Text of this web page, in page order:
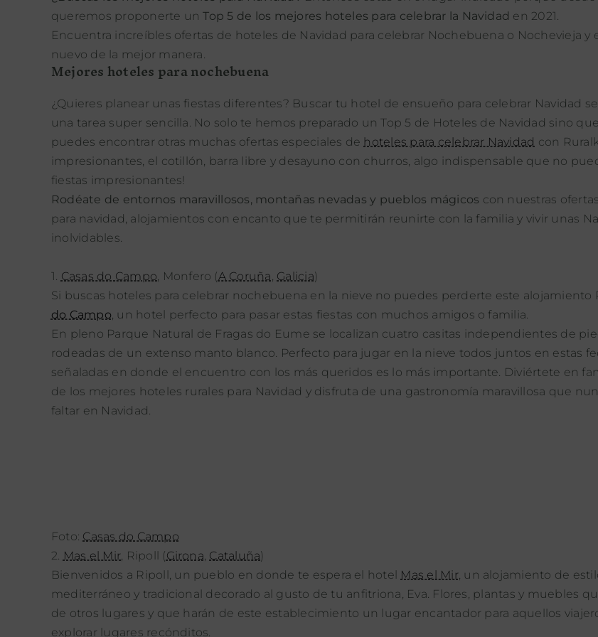
queremos proponerte unTop 5 de los mejores hoteles para celebrar la Navidad en 2021.
Encuentra increíbles ofertas de hoteles de Navidad para celebrar Nochebuena o Nochevieja y
nuevo de la mejor manera.
Mejores hoteles para nochebuena
¿Quieres planear unas fiestas diferentes? Buscar tu hotel de ensueño para celebrar Navidad
una tarea super sencilla. No solo te hemos preparado un Top 5 de Hoteles de Navidad sino
puedes encontrar otras muchas ofertas especiales de hoteles para celebrar Navidad con
impresionantes, el cotillón, barra libre y desayuno con churros, algo indispensable que no
fiestas impresionantes!
Rodéate de entornos maravillosos, montañas nevadas y pueblos mágicos con nuestras
para navidad, alojamientos con encanto que te permitirán reunirte con la familia y vivir unas
inolvidables.
1. Casas do Campo Monfero (A Coruña Galicia)
Si buscas hoteles para celebrar nochebuena en la nieve no puedes perderte este alojamiento
do Campo , un hotel perfecto para pasar estas fiestas con muchos amigos o familia.
En pleno Parque Natural de Fragas do Eume se localizan cuatro casitas independientes de
rodeadas de un extenso manto blanco. Perfecto para jugar en la nieve todos juntos en estas
señaladas en donde el encuentro con los más queridos es lo más importante. Diviértete en
de los mejores hoteles rurales para Navidad y disfruta de una gastronomía maravillosa que
faltar en Navidad.
Foto: Casas do Campo
2. Mas el Mir Ripoll (Girona Cataluña)
Bienvenidos a Ripoll , un pueblo en donde te espera el hotel Mas el Mir , un alojamiento de
mediterráneo y tradicional decorado al gusto de tu anfitriona, Eva. Flores, plantas y muebles
de otros lugares y que harán de este establecimiento un lugar encantador para aquellos
explorar lugares recónditos.